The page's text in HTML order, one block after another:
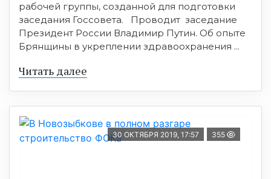
рабочей группы, созданной для подготовки
заседания Госсовета. Проводит заседание
Президент России Владимир Путин. Об опыте
Брянщины в укреплении здравоохранения ...
Читать далее
30 ОКТЯБРЯ 2019, 17:57 355